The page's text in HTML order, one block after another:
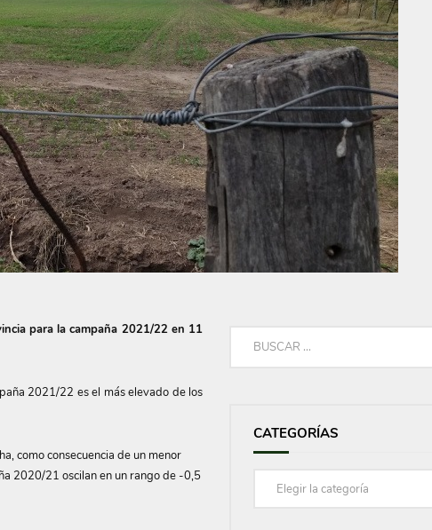
para la campaña 2021/22 en 11
2021/22 es el más elevado de los
como consecuencia de un menor
2020/21 oscilan en un rango de -0,5
CATEGORÍAS
Categorías